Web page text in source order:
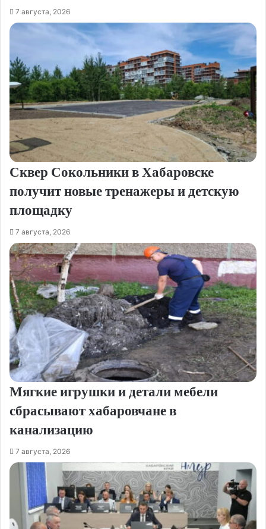
7 августа, 2026
Сквер Сокольники в Хабаровске
получит новые тренажеры и детскую
площадку
7 августа, 2026
Мягкие игрушки и детали мебели
сбрасывают хабаровчане в
канализацию
7 августа, 2026